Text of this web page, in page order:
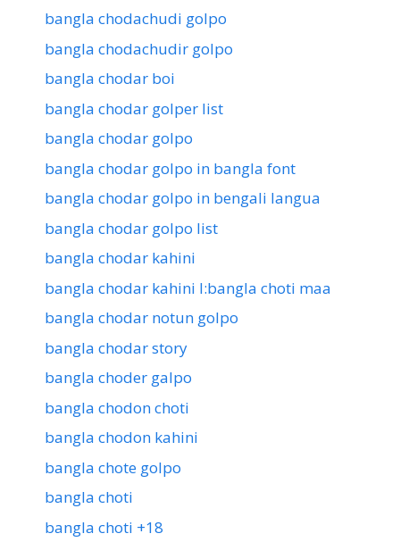
bangla chodachudi golpo
bangla chodachudir golpo
bangla chodar boi
bangla chodar golper list
bangla chodar golpo
bangla chodar golpo in bangla font
bangla chodar golpo in bengali langua
bangla chodar golpo list
bangla chodar kahini
bangla chodar kahini l:bangla choti maa
bangla chodar notun golpo
bangla chodar story
bangla choder galpo
bangla chodon choti
bangla chodon kahini
bangla chote golpo
bangla choti
bangla choti +18